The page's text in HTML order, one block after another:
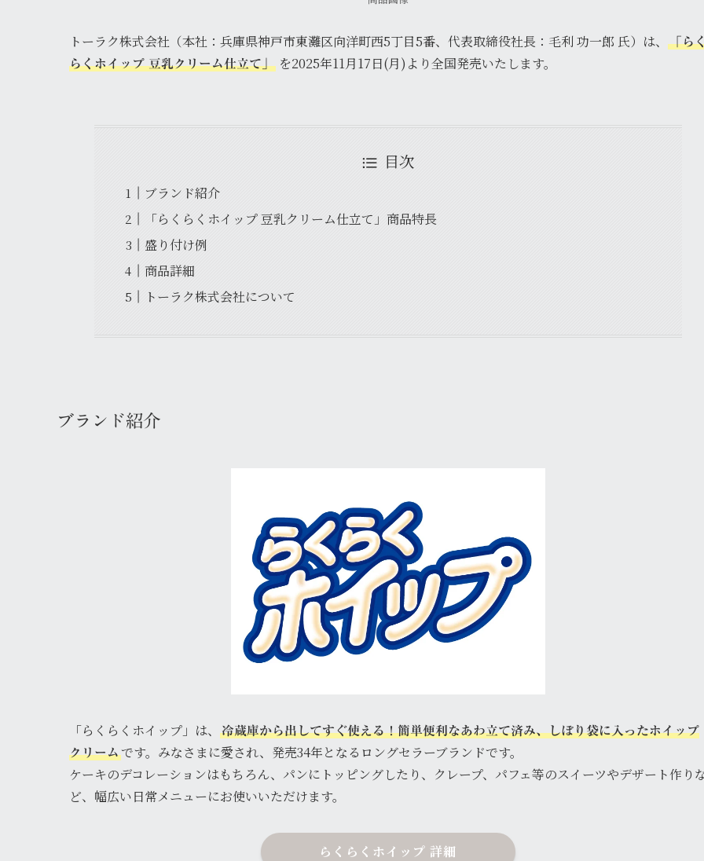
トーラク株式会社（本社：兵庫県神戸市東灘区向洋町西5丁目5番、代表取締役社長：毛利 功一郎 氏）は、
「ら
らくホイップ 豆乳クリーム仕立て」 を2025年11月17日(月)より全国発売いたします。
目次
ブランド紹介
「らくらくホイップ 豆乳クリーム仕立て」商品特長
盛り付け例
商品詳細
トーラク株式会社について
ブランド紹介
「らくらくホイップ」は、
冷蔵庫から出してすぐ使える！簡単便利なあわ立て済み、しぼり袋に入ったホイップ
クリームです。みなさまに愛され、発売34年となるロングセラーブランドです。
ケーキのデコレーションはもちろん、パンにトッピングしたり、クレープ、パフェ等のスイーツやデザート作り
ど、幅広い日常メニューにお使いいただけます。
らくらくホイップ 詳細